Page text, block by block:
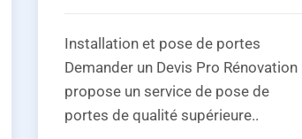
Installation et pose de portes
Demander un Devis Pro Rénovation
propose un service de pose de
portes de qualité supérieure..